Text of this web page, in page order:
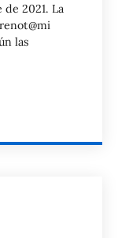
de 2021. La
las